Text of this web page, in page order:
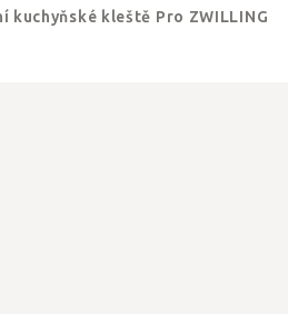
kuchyňské kleště Pro ZWILLING